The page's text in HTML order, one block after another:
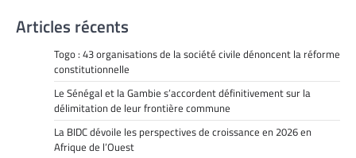
Articles récents
Togo : 43 organisations de la société civile dénoncent la réforme
constitutionnelle
Le Sénégal et la Gambie s’accordent définitivement sur la
délimitation de leur frontière commune
La BIDC dévoile les perspectives de croissance en 2026 en
Afrique de l’Ouest